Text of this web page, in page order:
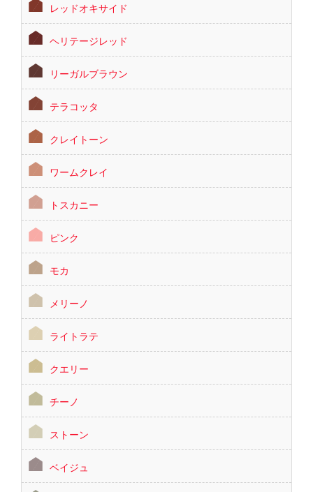
レッドオキサイド
ヘリテージレッド
リーガルブラウン
テラコッタ
クレイトーン
ワームクレイ
トスカニー
ピンク
モカ
メリーノ
ライトラテ
クエリー
チーノ
ストーン
ベイジュ